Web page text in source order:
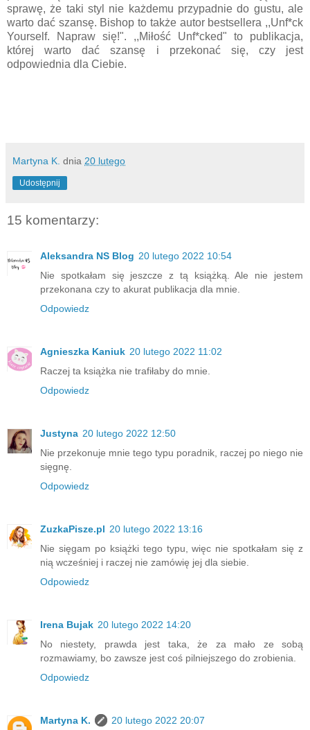
sprawę, że taki styl nie każdemu przypadnie do gustu, ale
warto dać szansę. Bishop to także autor bestsellera ,,Unf*ck
Yourself. Napraw się!". ,,Miłość Unf*cked" to publikacja,
której warto dać szansę i przekonać się, czy jest
odpowiednia dla Ciebie.
Martyna K. dnia 20 lutego
Udostępnij
15 komentarzy:
Aleksandra NS Blog 20 lutego 2022 10:54
Nie spotkałam się jeszcze z tą książką. Ale nie jestem
przekonana czy to akurat publikacja dla mnie.
Odpowiedz
Agnieszka Kaniuk 20 lutego 2022 11:02
Raczej ta książka nie trafiłaby do mnie.
Odpowiedz
Justyna 20 lutego 2022 12:50
Nie przekonuje mnie tego typu poradnik, raczej po niego nie
sięgnę.
Odpowiedz
ZuzkaPisze.pl 20 lutego 2022 13:16
Nie sięgam po książki tego typu, więc nie spotkałam się z
nią wcześniej i raczej nie zamówię jej dla siebie.
Odpowiedz
Irena Bujak 20 lutego 2022 14:20
No niestety, prawda jest taka, że za mało ze sobą
rozmawiamy, bo zawsze jest coś pilniejszego do zrobienia.
Odpowiedz
Martyna K.
20 lutego 2022 20:07